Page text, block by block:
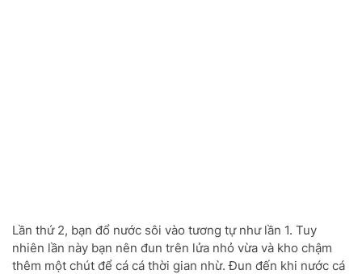
Lần thứ 2, bạn đổ nước sôi vào tương tự như lần 1. Tuy
nhiên lần này bạn nên đun trên lửa nhỏ vừa và kho chậm
thêm một chút để cá cá thời gian nhừ. Đun đến khi nước cá